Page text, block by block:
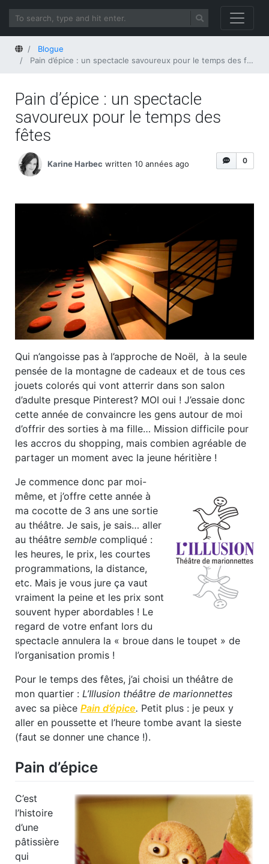
HomeBlogue
Pain d’épice : un spectacle savoureux pour le temps des fêtes
Pain d’épice : un spectacle
savoureux pour le temps des
fêtes
0
Karine Harbec written 10 années ago
Qui n’angoisse pas à l’approche de Noël, à la seule
pensée de la montagne de cadeaux et de tous ces
jouets colorés qui vont atterrir dans son salon
d’adulte presque Pinterest? MOI oui ! J’essaie donc
cette année de convaincre les gens autour de moi
d’offrir des sorties à ma fille… Mission difficile pour
les accros du shopping, mais combien agréable de
partager un moment avec la jeune héritière !
Je commence donc par moi-
même, et j’offre cette année à
ma cocotte de 3 ans une sortie
au théâtre. Je sais, je sais… aller
au théâtre semble compliqué :
les heures, le prix, les courtes
programmations, la distance,
etc. Mais je vous jure ça vaut
vraiment la peine et les prix sont
souvent hyper abordables ! Le
regard de votre enfant lors du
spectacle annulera la « broue dans le toupet » de
l’organisation promis !
Pour le temps des fêtes, j’ai choisi un théâtre de
mon quartier : L’Illusion théâtre de marionnettes
avec sa pièce Pain d’épice. Petit plus : je peux y
aller en poussette et l’heure tombe avant la sieste
(faut se donner une chance !).
Pain d’épice
C’est
l’histoire
d’une
pâtissière
qui